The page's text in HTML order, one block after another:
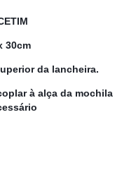
30cm
da lancheira.
à alça da mochila